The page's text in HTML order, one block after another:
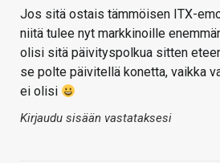
Jos sitä ostais tämmöisen ITX-
niitä tulee nyt markkinoille
olisi sitä päivityspolkua sitten
se polte päivitellä konetta, vaikka
ei olisi
Kirjaudu sisään vastataksesi